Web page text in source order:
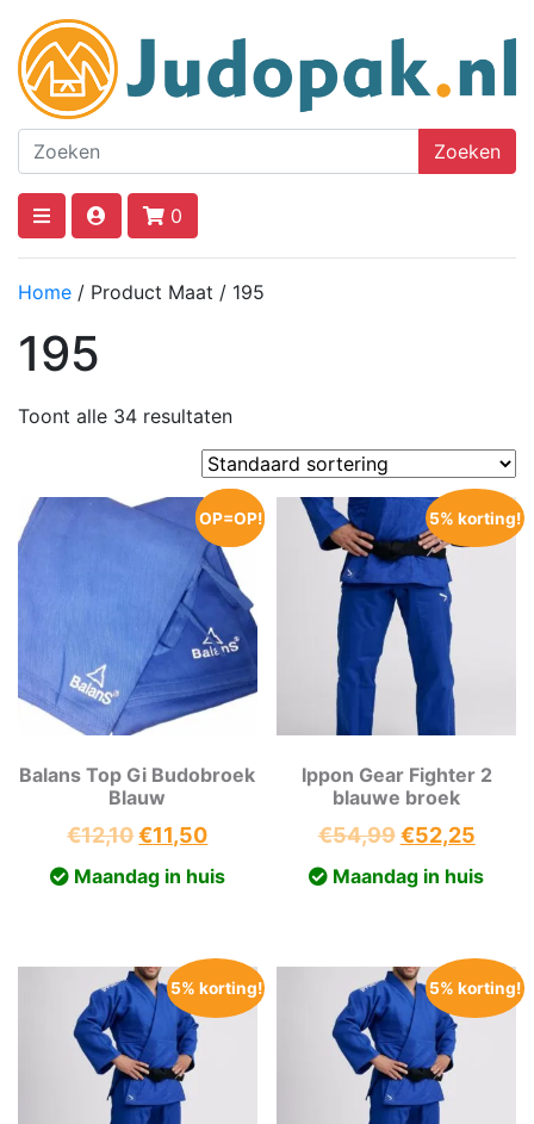
Zoeken
0
Home / Product Maat / 195
195
Toont alle 34 resultaten
OP=OP!
OP=OP!
Balans Top Gi Budobroek
Blauw
€12,10Oorspronkelijke
prijs
€11,50Huidige
prijs
Maandag in huis
5% korting!
Ippon Gear Fighter 2
blauwe broek
€54,99
prijs
€52,25
prijs
Maandag in huis
5% korting! 5% korting!